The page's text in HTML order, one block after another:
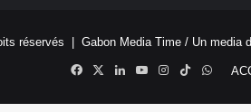
réservés | Gabon Media Time / Un media
Facebook
X LinkedinYouTubeInstagram
TikTok